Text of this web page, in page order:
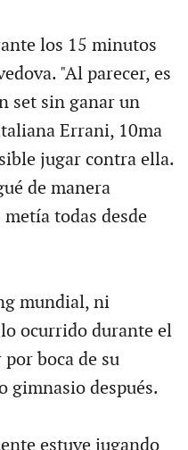
los 15 minutos
"Al parecer, es
set sin ganar un
Errani, 10ma
jugar contra ella.
de manera
todas desde
mundial, ni
ocurrido durante el
boca de su
gimnasio después.
estuve jugando